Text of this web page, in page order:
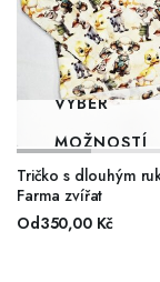
VÝBĚR
MOŽNOSTÍ
Tričko s dlouhým
Farma zvířat
Od350,00 Kč